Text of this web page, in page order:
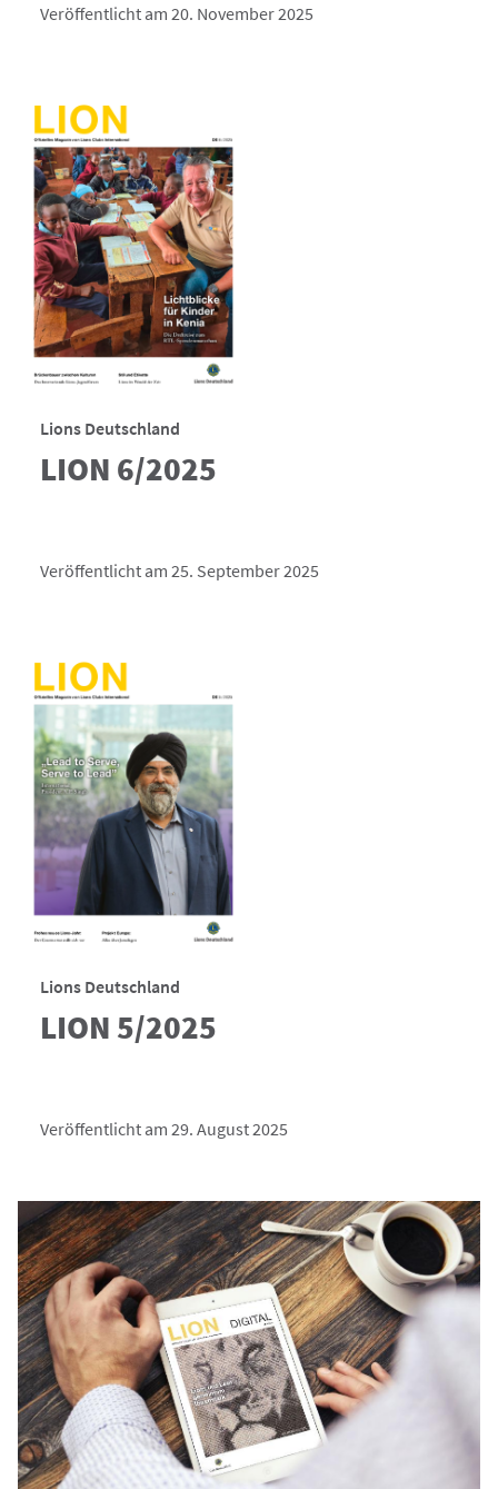
Veröffentlicht am 20. November 2025
Lions Deutschland
LION 6/2025
Veröffentlicht am 25. September 2025
Lions Deutschland
LION 5/2025
Veröffentlicht am 29. August 2025